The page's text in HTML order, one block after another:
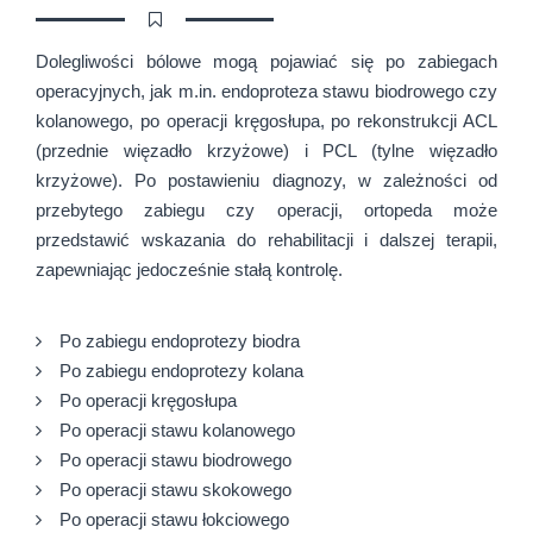
Dolegliwości bólowe mogą pojawiać się po zabiegach
operacyjnych, jak m.in. endoproteza stawu biodrowego czy
kolanowego, po operacji kręgosłupa, po rekonstrukcji ACL
(przednie więzadło krzyżowe) i PCL (tylne więzadło
krzyżowe). Po postawieniu diagnozy, w zależności od
przebytego zabiegu czy operacji, ortopeda może
przedstawić wskazania do rehabilitacji i dalszej terapii,
zapewniając jedocześnie stałą kontrolę.
Po zabiegu endoprotezy biodra
Po zabiegu endoprotezy kolana
Po operacji kręgosłupa
Po operacji stawu kolanowego
Po operacji stawu biodrowego
Po operacji stawu skokowego
Po operacji stawu łokciowego